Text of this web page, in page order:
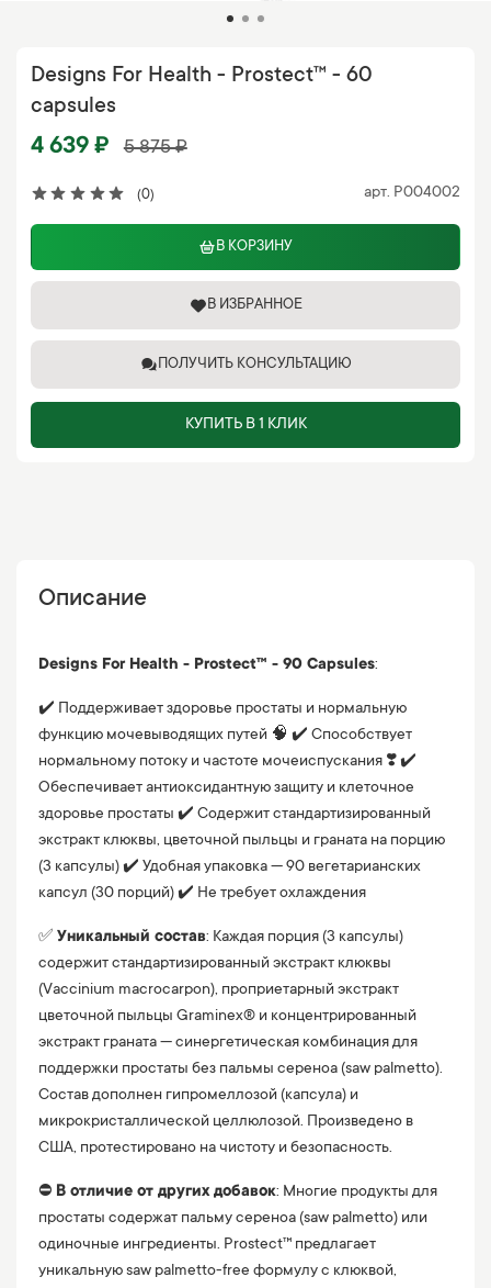
(0) арт. P004002
Designs For Health - Prostect™ - 60
capsules
4 639 ₽ 5 875 ₽
В КОРЗИНУ
В ИЗБРАННОЕ
ПОЛУЧИТЬ КОНСУЛЬТАЦИЮ
КУПИТЬ В 1 КЛИК
Описание
Designs For Health - Prostect™ - 90 Capsules:
✔️ Поддерживает здоровье простаты и нормальную
функцию мочевыводящих путей 🧠 ✔️ Способствует
нормальному потоку и частоте мочеиспускания ❣️ ✔️
Обеспечивает антиоксидантную защиту и клеточное
здоровье простаты ✔️ Содержит стандартизированный
экстракт клюквы, цветочной пыльцы и граната на порцию
(3 капсулы) ✔️ Удобная упаковка — 90 вегетарианских
капсул (30 порций) ✔️ Не требует охлаждения
✅ Уникальный состав: Каждая порция (3 капсулы)
содержит стандартизированный экстракт клюквы
(Vaccinium macrocarpon), проприетарный экстракт
цветочной пыльцы Graminex® и концентрированный
экстракт граната — синергетическая комбинация для
поддержки простаты без пальмы сереноа (saw palmetto).
Состав дополнен гипромеллозой (капсула) и
микрокристаллической целлюлозой. Произведено в
США, протестировано на чистоту и безопасность.
⛔️ В отличие от других добавок: Многие продукты для
простаты содержат пальму сереноа (saw palmetto) или
одиночные ингредиенты. Prostect™ предлагает
уникальную saw palmetto-free формулу с клюквой,